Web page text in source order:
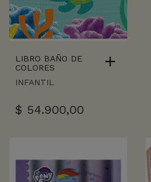
LIBRO BAÑO DE
COLORES
INFANTIL
$ 54.900,00